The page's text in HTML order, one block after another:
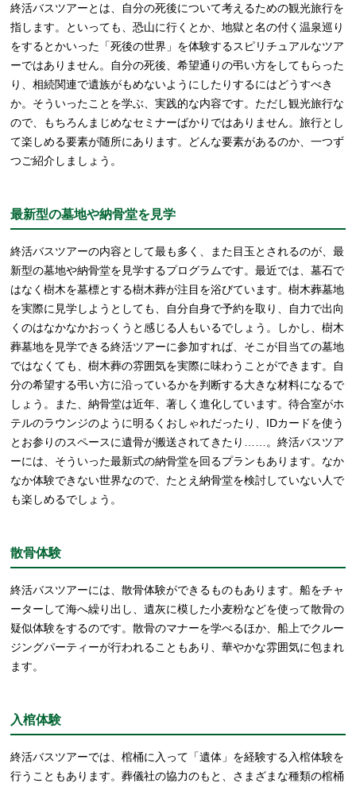
終活バスツアーとは、自分の死後について考えるための観光旅行を
指します。といっても、恐山に行くとか、地獄と名の付く温泉巡り
をするとかいった「死後の世界」を体験するスピリチュアルなツア
ーではありません。自分の死後、希望通りの弔い方をしてもらった
り、相続関連で遺族がもめないようにしたりするにはどうすべき
か。そういったことを学ぶ、実践的な内容です。ただし観光旅行な
ので、もちろんまじめなセミナーばかりではありません。旅行とし
て楽しめる要素が随所にあります。どんな要素があるのか、一つず
つご紹介しましょう。
最新型の墓地や納骨堂を見学
終活バスツアーの内容として最も多く、また目玉とされるのが、最
新型の墓地や納骨堂を見学するプログラムです。最近では、墓石で
はなく樹木を墓標とする樹木葬が注目を浴びています。樹木葬墓地
を実際に見学しようとしても、自分自身で予約を取り、自力で出向
くのはなかなかおっくうと感じる人もいるでしょう。しかし、樹木
葬墓地を見学できる終活ツアーに参加すれば、そこが目当ての墓地
ではなくても、樹木葬の雰囲気を実際に味わうことができます。自
分の希望する弔い方に沿っているかを判断する大きな材料になるで
しょう。また、納骨堂は近年、著しく進化しています。待合室がホ
テルのラウンジのように明るくおしゃれだったり、IDカードを使う
とお参りのスペースに遺骨が搬送されてきたり……。終活バスツア
ーには、そういった最新式の納骨堂を回るプランもあります。なか
なか体験できない世界なので、たとえ納骨堂を検討していない人で
も楽しめるでしょう。
散骨体験
終活バスツアーには、散骨体験ができるものもあります。船をチャ
ーターして海へ繰り出し、遺灰に模した小麦粉などを使って散骨の
疑似体験をするのです。散骨のマナーを学べるほか、船上でクルー
ジングパーティーが行われることもあり、華やかな雰囲気に包まれ
ます。
入棺体験
終活バスツアーでは、棺桶に入って「遺体」を経験する入棺体験を
行うこともあります。葬儀社の協力のもと、さまざまな種類の棺桶